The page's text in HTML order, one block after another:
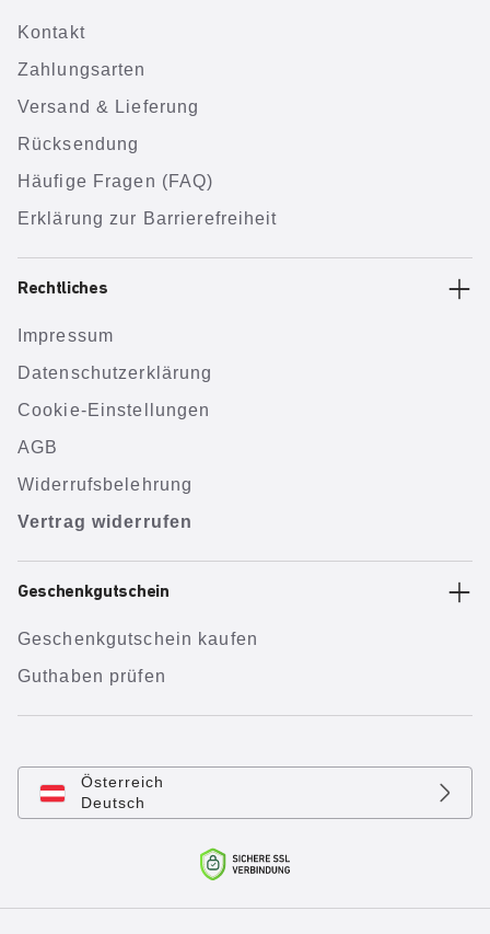
Kontakt
Zahlungsarten
Versand & Lieferung
Rücksendung
Häufige Fragen (FAQ)
Erklärung zur Barrierefreiheit
Rechtliches
Impressum
Datenschutzerklärung
Cookie-Einstellungen
AGB
Widerrufsbelehrung
Vertrag widerrufen
Geschenkgutschein
Geschenkgutschein kaufen
Guthaben prüfen
Österreich
Deutsch